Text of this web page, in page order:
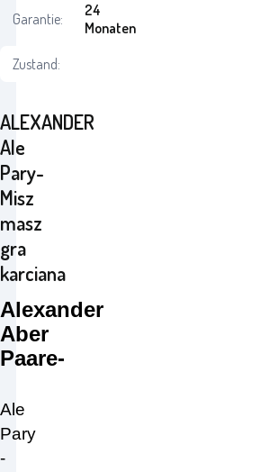
ALEXANDER
Ale
Pary-
Misz
masz
gra
karciana
Alexander
Aber
Paare-
Ale
Pary
-
Garantie:
24
Monaten
Zustand: